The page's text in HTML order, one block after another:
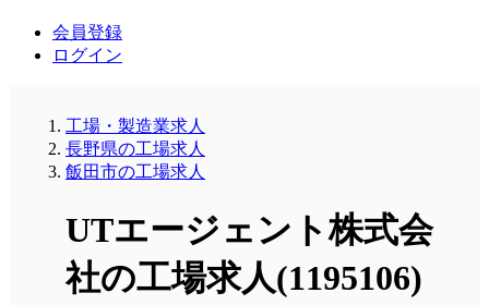
会員登録
ログイン
工場・製造業求人
長野県の工場求人
飯田市の工場求人
UTエージェント株式会
社の工場求人(1195106)